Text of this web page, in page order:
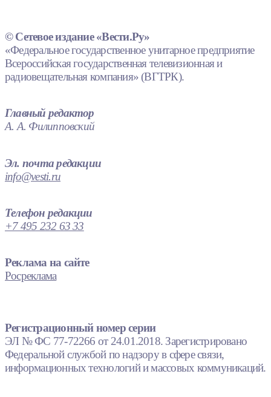
© Сетевое издание «Вести.Ру»
«Федеральное государственное унитарное предприятие
Всероссийская государственная телевизионная и
радиовещательная компания» (ВГТРК).
Главный редактор
А. А. Филипповский
Эл. почта редакции
info@vesti.ru
Телефон редакции
+7 495 232 63 33
Реклама на сайте
Росреклама
Регистрационный номер серии
ЭЛ № ФС 77-72266 от 24.01.2018. Зарегистрировано
Федеральной службой по надзору в сфере связи,
информационных технологий и массовых коммуникаций.